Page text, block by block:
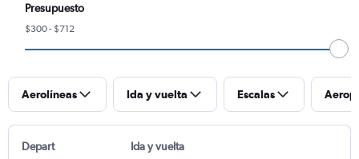
Presupuesto
$300 - $712
Aerolíneas Ida y vuelta Escalas
Depart Ida y vuelta